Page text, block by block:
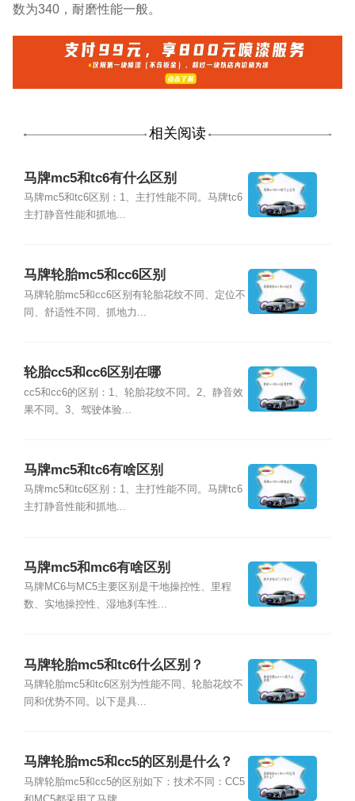
数为340，耐磨性能一般。
相关阅读
马牌mc5和tc6有什么区别
马牌mc5和tc6区别：1、主打性能不同。马牌tc6
主打静音性能和抓地...
马牌轮胎mc5和cc6区别
马牌轮胎mc5和cc6区别有轮胎花纹不同、定位不
同、舒适性不同、抓地力...
轮胎cc5和cc6区别在哪
cc5和cc6的区别：1、轮胎花纹不同。2、静音效
果不同。3、驾驶体验...
马牌mc5和tc6有啥区别
马牌mc5和tc6区别：1、主打性能不同。马牌tc6
主打静音性能和抓地...
马牌mc5和mc6有啥区别
马牌MC6与MC5主要区别是干地操控性、里程
数、实地操控性、湿地刹车性...
马牌轮胎mc5和tc6什么区别？
马牌轮胎mc5和tc6区别为性能不同、轮胎花纹不
同和优势不同。以下是具...
马牌轮胎mc5和cc5的区别是什么？
马牌轮胎mc5和cc5的区别如下：技术不同：CC5